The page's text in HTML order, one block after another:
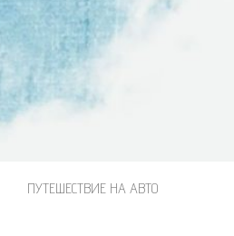
ПУТЕШЕСТВИЕ НА АВТО